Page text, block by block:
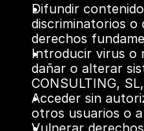
Difundir
discriminatorios
derechos
Introducir virus o
dañar o alterar
CONSULTING,
Acceder sin
otros usuarios o
Vulnerar